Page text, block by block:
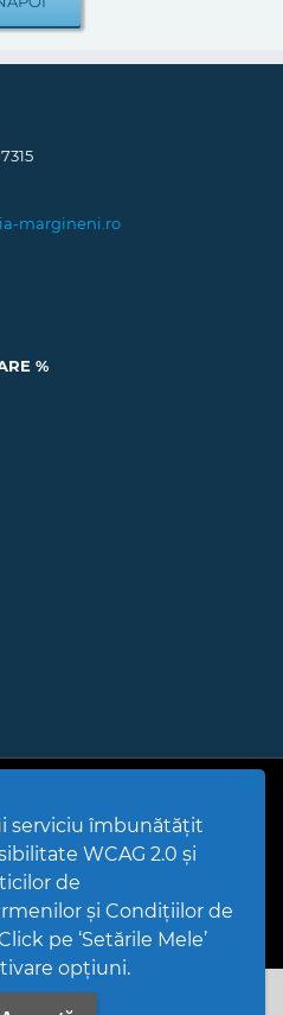
serviciu îmbunătățit
WCAG 2.0 și
de
și Condițiilor de
pe ‘Setările Mele’
opțiuni.
margineni.ro
%
Politică de confidențialitate site
a site-ului